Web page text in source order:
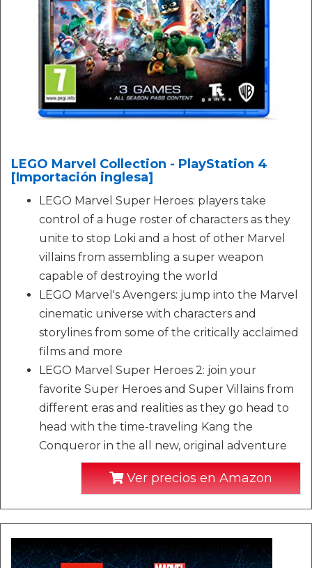
LEGO Marvel Collection - PlayStation 4
[Importación inglesa]
LEGO Marvel Super Heroes: players take
control of a huge roster of characters as they
unite to stop Loki and a host of other Marvel
villains from assembling a super weapon
capable of destroying the world
LEGO Marvel's Avengers: jump into the Marvel
cinematic universe with characters and
storylines from some of the critically acclaimed
films and more
LEGO Marvel Super Heroes 2: join your
favorite Super Heroes and Super Villains from
different eras and realities as they go head to
head with the time-traveling Kang the
Conqueror in the all new, original adventure
Ver precios en Amazon